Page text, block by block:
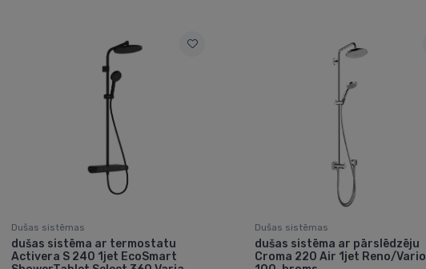
Dušas sistēmas
dušas sistēma ar termostatu
Activera S 240 1jet EcoSmart
Dušas sistēmas
dušas sistēma ar pārslēdzēju
Croma 220 Air 1jet Reno/Vario